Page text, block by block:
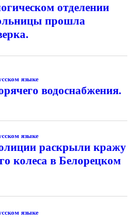
отделении
прошла
языке
водоснабжения.
языке
раскрыли кражу
колеса в Белорецком
языке